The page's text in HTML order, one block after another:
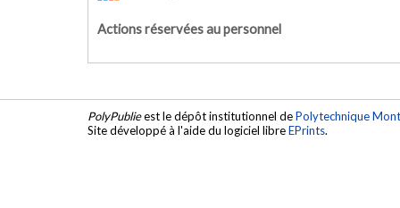
Actions réservées au personnel
PolyPublieest le dépôt institutionnel dePolytechnique
Site développé à l'aide du logiciel libreEPrints.